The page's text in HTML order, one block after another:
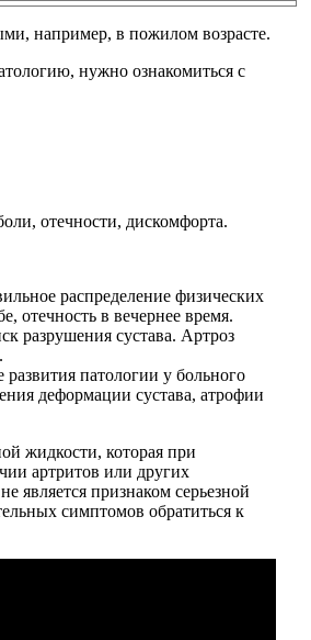
например, в пожилом возрасте.
нужно ознакомиться с
отечности, дискомфорта.
распределение физических
отечность в вечернее время.
разрушения сустава. Артроз
патологии у больного
деформации сустава, атрофии
жидкости, которая при
артритов или других
является признаком серьезной
симптомов обратиться к